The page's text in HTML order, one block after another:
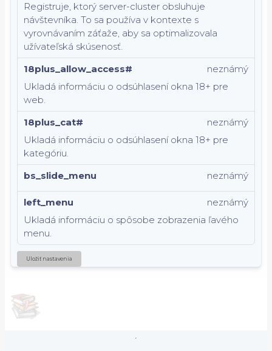
Registruje, ktorý server-cluster obsluhuje
návštevníka. To sa používa v kontexte s
vyrovnávaním záťaže, aby sa optimalizovala
užívateľská skúsenosť.
18plus_allow_access#
Ukladá informáciu o odsúhlasení okna 18+ pre
web.
neznámý
18plus_cat#
Ukladá informáciu o odsúhlasení okna 18+ pre
kategóriu.
neznámý
bs_slide_menu neznámý
left_menu
Ukladá informáciu o spôsobe zobrazenia ľavého
menu.
neznámý
Uložiť nastavenia